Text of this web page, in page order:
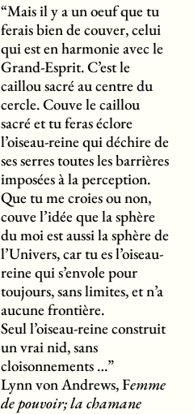
“Mais il y a un oeuf que tu
ferais bien de couver, celui
qui est en harmonie avec le
Grand-Esprit. C’est le
caillou sacré au centre du
cercle. Couve le caillou
sacré et tu feras éclore
l’oiseau-reine qui déchire de
ses serres toutes les barrières
imposées à la perception.
Que tu me croies ou non,
couve l’idée que la sphère
du moi est aussi la sphère de
l’Univers, car tu es l’oiseau-
reine qui s’envole pour
toujours, sans limites, et n’a
aucune frontière.
Seul l’oiseau-reine construit
un vrai nid, sans
cloisonnements …”
Lynn von Andrews, Femme
de pouvoir; la chamane